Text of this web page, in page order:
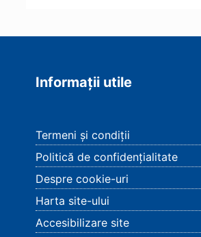
Informații utile
Termeni și condiții
Politică de confidențialitate
Despre cookie-uri
Harta site-ului
Accesibilizare site